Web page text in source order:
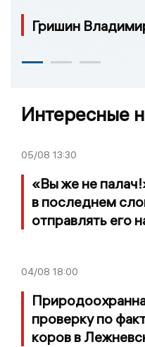
Гришин
Интересные
05/08 13:30
«Вы же не
в последнем
отправлять его
04/08 18:00
проверку по
коров в